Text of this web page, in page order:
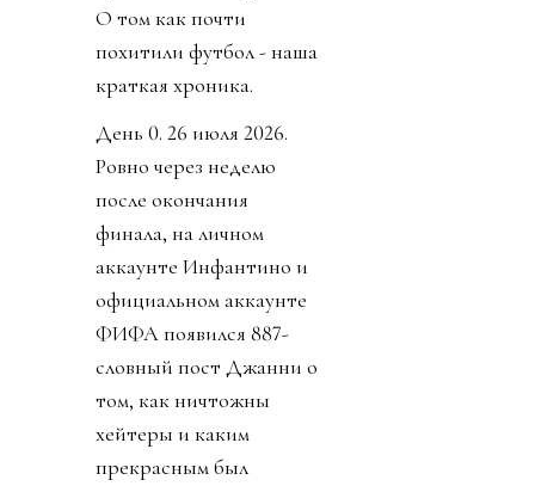
О том как почти
похитили футбол - наша
краткая хроника.
День 0. 26 июля 2026.
Ровно через неделю
после окончания
финала, на личном
аккаунте Инфантино и
официальном аккаунте
ФИФА появился 887-
словный пост Джанни о
том, как ничтожны
хейтеры и каким
прекрасным был